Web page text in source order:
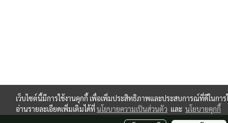
เว็บไซต์นี้มีการใช้งานคุกกี้ เพื่อเพิ่มประสิทธิภาพและประสบการณ์ที่ดีในกา
อ่านรายละเอียดเพิ่มเติมได้ที่นโยบายความเป็นส่วนตัว และ นโยบายคุกกี้